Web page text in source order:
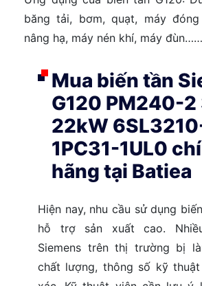
băng tải, bơm, quạt, máy
nâng hạ, máy nén khí, máy đùn……
Mua biến tần
G120 PM240-2
22kW
1PC31-1UL0
hãng tại Batiea
Hiện nay, nhu cầu sử dụng
hỗ trợ sản xuất cao.
Siemens trên thị trường bị
chất lượng, thông số kỹ